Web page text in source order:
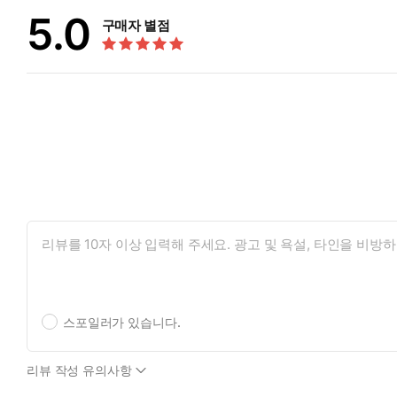
5.0 구매자 별점
스포일러가 있습니다.
리뷰 작성 유의사항